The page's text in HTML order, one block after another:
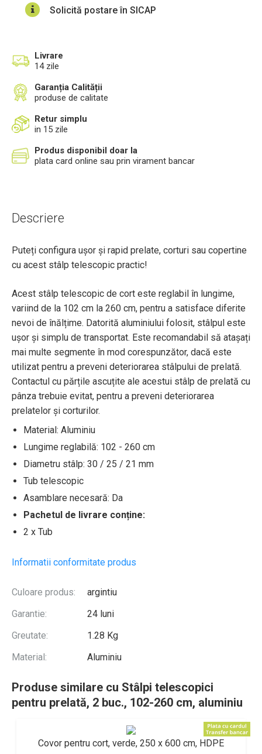
Solicită postare în SICAP
Livrare
14 zile
Garanția Calității
produse de calitate
Retur simplu
in 15 zile
Produs disponibil doar la
plata card online sau prin virament bancar
Descriere
Puteți configura ușor și rapid prelate, corturi sau copertine
cu acest stâlp telescopic practic!
Acest stâlp telescopic de cort este reglabil în lungime,
variind de la 102 cm la 260 cm, pentru a satisface diferite
nevoi de înălțime. Datorită aluminiului folosit, stâlpul este
ușor și simplu de transportat. Este recomandabil să atașați
mai multe segmente în mod corespunzător, dacă este
utilizat pentru a preveni deteriorarea stâlpului de prelată.
Contactul cu părțile ascuțite ale acestui stâlp de prelată cu
pânza trebuie evitat, pentru a preveni deteriorarea
prelatelor și corturilor.
Material: Aluminiu
Lungime reglabilă: 102 - 260 cm
Diametru stâlp: 30 / 25 / 21 mm
Tub telescopic
Asamblare necesară: Da
Pachetul de livrare conține:
2 x Tub
Informatii conformitate produs
Culoare produs:
argintiu
Garantie:
24 luni
Greutate:
1.28 Kg
Material:
Aluminiu
Produse similare cu Stâlpi telescopici
pentru prelată, 2 buc., 102-260 cm, aluminiu
Covor pentru cort, verde, 250 x 600 cm, HDPE